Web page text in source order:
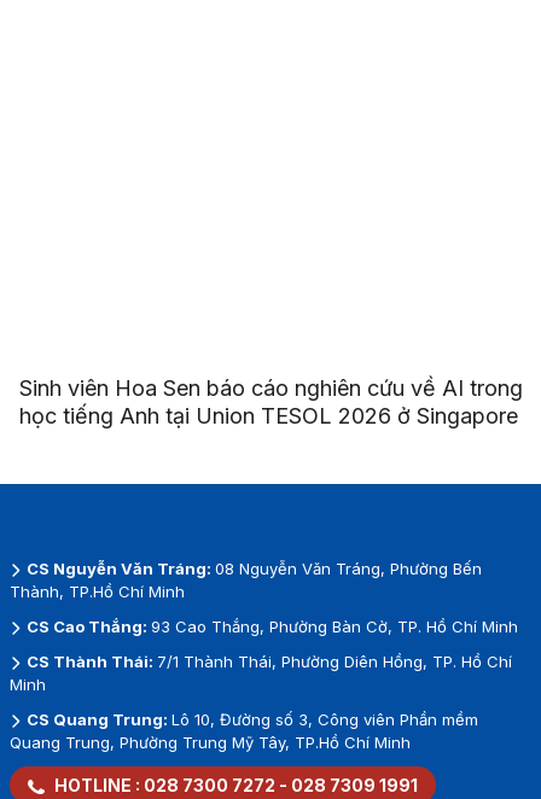
Sinh viên Hoa Sen báo cáo nghiên cứu về AI trong
học tiếng Anh tại Union TESOL 2026 ở Singapore
CS Nguyễn Văn Tráng: 08 Nguyễn Văn Tráng, Phường Bến
Thành, TP.Hồ Chí Minh
CS Cao Thắng: 93 Cao Thắng, Phường Bàn Cờ, TP. Hồ Chí Minh
CS Thành Thái: 7/1 Thành Thái, Phường Diên Hồng, TP. Hồ Chí
Minh
CS Quang Trung: Lô 10, Đường số 3, Công viên Phần mềm
Quang Trung, Phường Trung Mỹ Tây, TP.Hồ Chí Minh
HOTLINE : 028 7300 7272 - 028 7309 1991